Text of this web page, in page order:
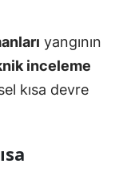
yangının
inceleme
kısa devre